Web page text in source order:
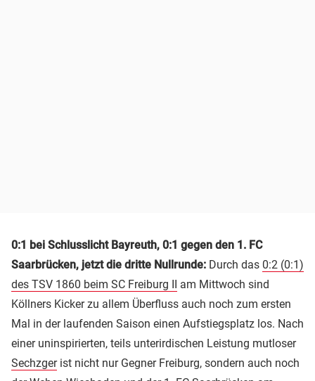
0:1 bei Schlusslicht Bayreuth, 0:1 gegen den 1. FC
Saarbrücken, jetzt die dritte Nullrunde: Durch das 0:2 (0:1)
des TSV 1860 beim SC Freiburg II am Mittwoch sind
Köllners Kicker zu allem Überfluss auch noch zum ersten
Mal in der laufenden Saison einen Aufstiegsplatz los. Nach
einer uninspirierten, teils unterirdischen Leistung mutloser
Sechzgerist nicht nur Gegner Freiburg, sondern auch noch